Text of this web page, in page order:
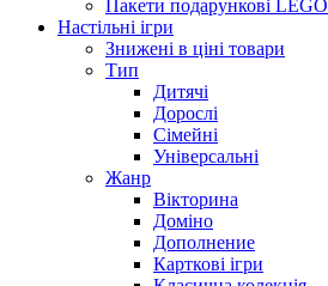
Пакети подарункові LEGO
Настільні ігри
Знижені в ціні товари
Тип
Дитячі
Дорослі
Сімейні
Універсальні
Жанр
Вікторина
Доміно
Дополнение
Карткові ігри